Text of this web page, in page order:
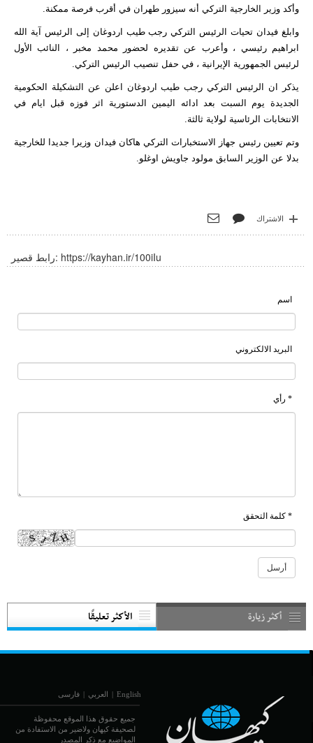
وأكد وزير الخارجية التركي أنه سيزور طهران في أقرب فرصة ممكنة.
وابلغ فيدان تحيات الرئيس التركي رجب طيب اردوغان إلى الرئيس آية الله
ابراهيم رئيسي ، وأعرب عن تقديره لحضور محمد مخبر ، النائب الأول
لرئيس الجمهورية الإيرانية ، في حفل تنصيب الرئيس التركي.
يذكر ان الرئيس التركي رجب طيب اردوغان اعلن عن التشكيلة الحكومية
الجديدة يوم السبت بعد ادائه اليمين الدستورية اثر فوزه قبل ايام في
الانتخابات الرئاسية لولاية ثالثة.
وتم تعيين رئيس جهاز الاستخبارات التركي هاكان فيدان وزيرا جديدا للخارجية
بدلا عن الوزير السابق مولود جاويش اوغلو.
الاشتراك
رابط قصير: https://kayhan.ir/100iIu
اسم
البريد الالكتروني
* رأي
* كلمة التحقق
أكثر زيارة الأكثر تعليقًا
English
| العربي | فارسی
جميع حقوق هذا الموقع محفوظة
لصحيفة كيهان ولاضير من الاستفادة من
المواضيع مع ذكر المصدر